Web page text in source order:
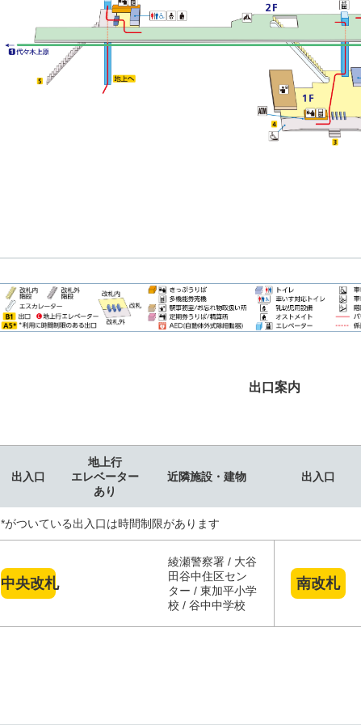
出口案内
出入口
地上行
エレベーター
あり
近隣施設・建物 出入口
*がついている出入口は時間制限があります
中央改札
綾瀬警察署 / 大谷
田谷中住区セン
ター / 東加平小学
校 / 谷中中学校
南改札